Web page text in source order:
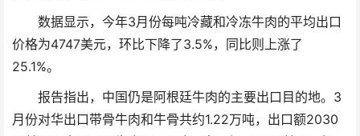
数据显示，今年3月份每吨冷藏和冷冻牛肉的平均出口
价格为4747美元，环比下降了3.5%，同比则上涨了
25.1%。
报告指出，中国仍是阿根廷牛肉的主要出口目的地。3
月份对华出口带骨牛肉和牛骨共约1.22万吨，出口额2030